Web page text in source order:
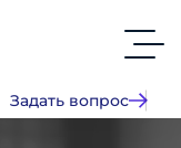
Задать вопрос